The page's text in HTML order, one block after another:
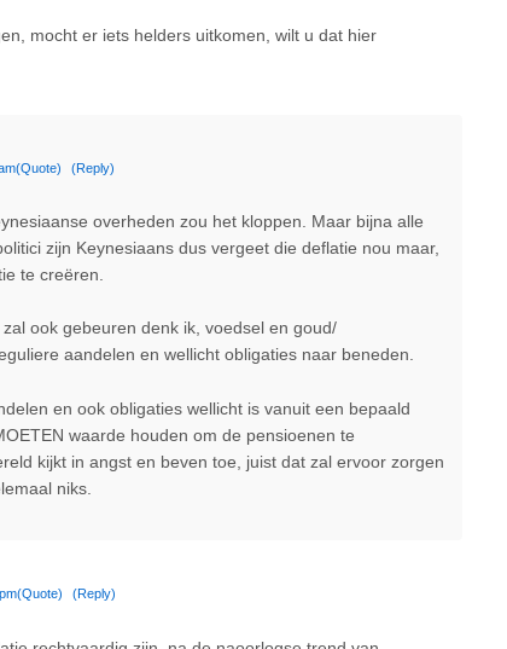
mocht er iets helders uitkomen, wilt u dat hier
(Quote) (Reply)
overheden zou het kloppen. Maar bijna alle
zijn Keynesiaans dus vergeet die deflatie nou maar,
te creëren.
ook gebeuren denk ik, voedsel en goud/
aandelen en wellicht obligaties naar beneden.
en ook obligaties wellicht is vanuit een bepaald
waarde houden om de pensioenen te
kijkt in angst en beven toe, juist dat zal ervoor zorgen
niks.
(Quote) (Reply)